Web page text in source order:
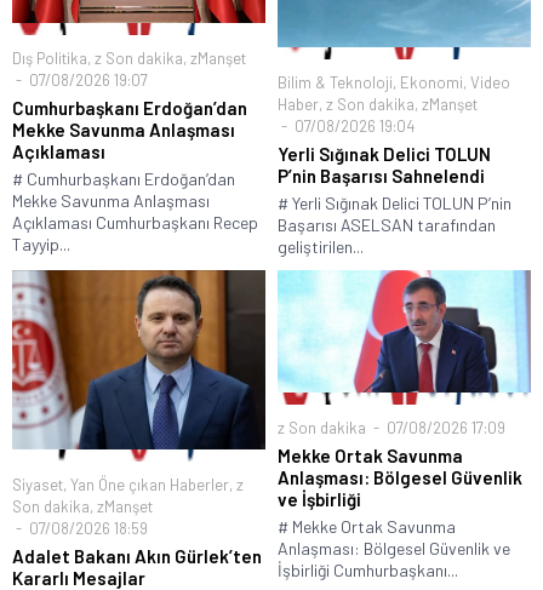
Dış Politika, z Son dakika, zManşet
07/08/2026 19:07
Cumhurbaşkanı Erdoğan’dan
Mekke Savunma Anlaşması
Açıklaması
# Cumhurbaşkanı Erdoğan’dan
Mekke Savunma Anlaşması
Açıklaması Cumhurbaşkanı Recep
Tayyip...
Bilim & Teknoloji, Ekonomi, Video
Haber, z Son dakika, zManşet
07/08/2026 19:04
Yerli Sığınak Delici TOLUN
P’nin Başarısı Sahnelendi
# Yerli Sığınak Delici TOLUN P’nin
Başarısı ASELSAN tarafından
geliştirilen...
Siyaset, Yan Öne çıkan Haberler, z
Son dakika, zManşet
07/08/2026 18:59
Adalet Bakanı Akın Gürlek’ten
Kararlı Mesajlar
z Son dakika 07/08/2026 17:09
Mekke Ortak Savunma
Anlaşması: Bölgesel Güvenlik
ve İşbirliği
# Mekke Ortak Savunma
Anlaşması: Bölgesel Güvenlik ve
İşbirliği Cumhurbaşkanı...